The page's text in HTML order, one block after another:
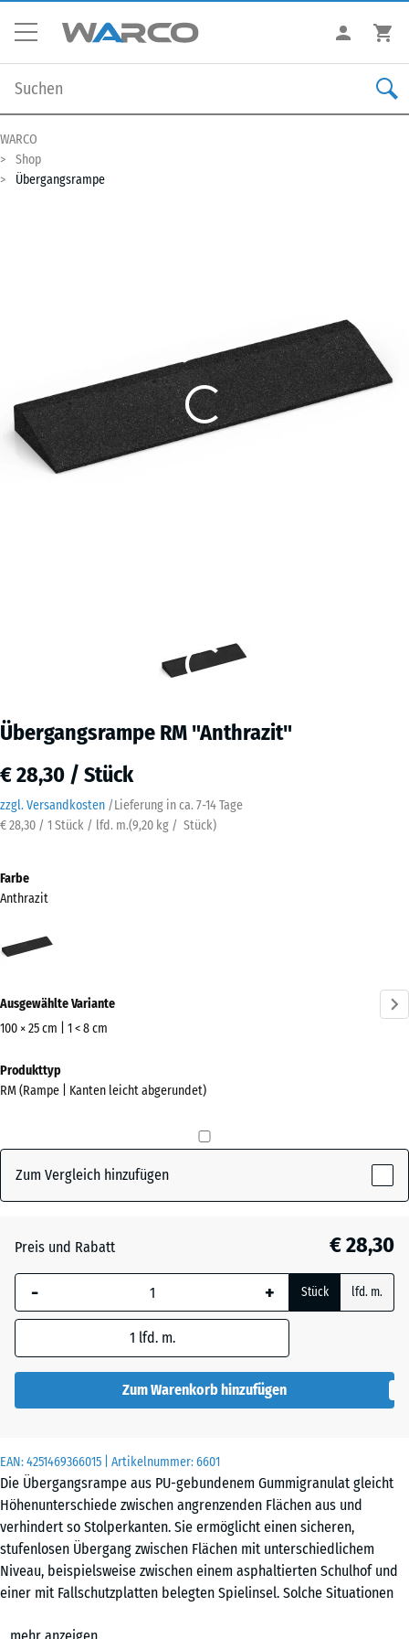
WARCO
Shop
Übergangsrampe
Übergangsrampe RM "Anthrazit"
€ 28,30 / Stück
zzgl. Versandkosten /Lieferung in ca. 7-14 Tage
€ 28,30 / 1 Stück / lfd. m.(9,20 kg / Stück)
EAN:4251469366015 | Artikelnummer:6601
Die Übergangsrampe aus PU-gebundenem Gummigranulat gleicht
Höhenunterschiede zwischen angrenzenden Flächen aus und
verhindert so Stolperkanten. Sie ermöglicht einen sicheren,
stufenlosen Übergang zwischen Flächen mit unterschiedlichem
Niveau, beispielsweise zwischen einem asphaltierten Schulhof und
einer mit Fallschutzplatten belegten Spielinsel. Solche Situationen
Farbe
Anthrazit
Ausgewählte Variante
100 × 25 cm | 1 < 8 cm
Abmessungen
für
1000
mm
Die gewählte, blau
umrandete
(sofern in den
Produktdaten nicht
verwendet.
100
×
25
cm
| 1
Produkttyp
RM (Rampe | Kanten leicht abgerundet)
Zum Vergleich hinzufügen
Preis und Rabatt € 28,30
- + Stück lfd. m.
1 lfd. m.
Zum Warenkorb hinzufügen